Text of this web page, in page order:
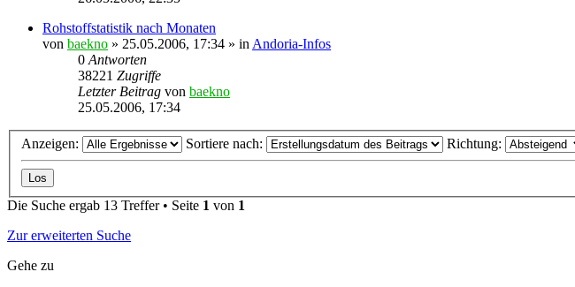
Rohstoffstatistik nach Monaten
von baekno » 25.05.2006, 17:34 » in Andoria-Infos
0 Antworten
38221 Zugriffe
Letzter Beitrag von baekno
25.05.2006, 17:34
Anzeigen: Sortiere nach: Richtung:
Die Suche ergab 13 Treffer • Seite 1 von 1
Zur erweiterten Suche
Gehe zu